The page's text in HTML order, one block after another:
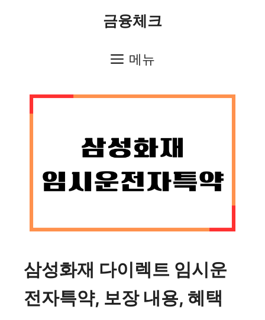
금융체크
메뉴
삼성화재 다이렉트 임시운
전자특약, 보장 내용, 혜택